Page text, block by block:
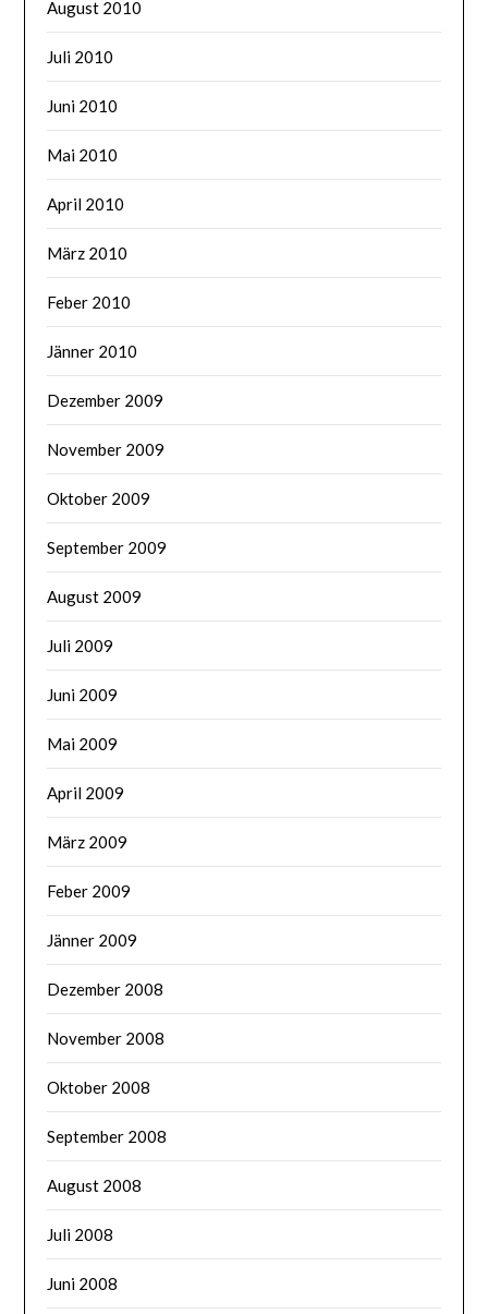
August 2010
Juli 2010
Juni 2010
Mai 2010
April 2010
März 2010
Feber 2010
Jänner 2010
Dezember 2009
November 2009
Oktober 2009
September 2009
August 2009
Juli 2009
Juni 2009
Mai 2009
April 2009
März 2009
Feber 2009
Jänner 2009
Dezember 2008
November 2008
Oktober 2008
September 2008
August 2008
Juli 2008
Juni 2008